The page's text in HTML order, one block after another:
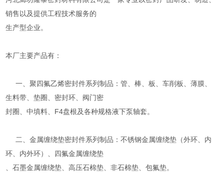
销售以及提供工程技术服务的
生产型企业。
本厂主要产品有：
一、聚四氟乙烯密封件系列制品：管、棒、板、车削板、薄膜、
生料带、垫圈、密封环、阀门密
封圈、中填料、F4盘根及各种规格液下泵轴套。
二、金属缠绕垫密封件系列制品：不锈钢金属缠绕垫（外环、内
环、内外环）、四氟金属缠绕垫
、石墨金属缠绕垫、高压石棉垫、非石棉垫、包氟垫。